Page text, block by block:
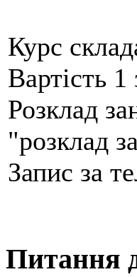
Курс
Вартість 1
Розклад
"розклад
Запис за
Питання